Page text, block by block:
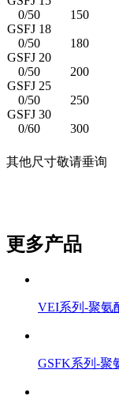
0/50
150
GSFJ 18
0/50
180
GSFJ 20
0/50
200
GSFJ 25
0/50
250
GSFJ 30
0/60
300
其他尺寸敬请垂询
更多产品
VEI系列-聚氨
GSFK系列-聚